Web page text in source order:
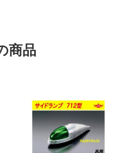
お買い物を続ける
商品